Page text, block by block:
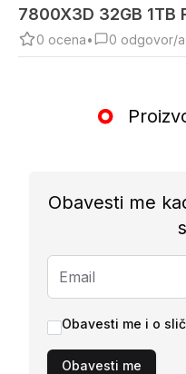
7800X3D 32GB 1TB
0 ocena• 0 odgovor/a
Obavesti me
Obavesti me i o
Obavesti me